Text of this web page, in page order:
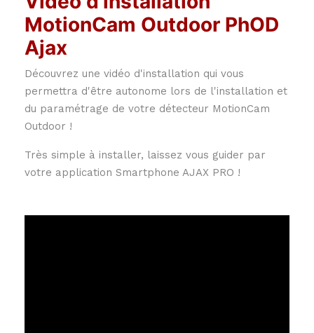
MotionCam Outdoor PhOD
Ajax
Découvrez une vidéo d'installation qui vous
permettra d'être autonome lors de l'installation et
du paramétrage de votre détecteur MotionCam
Outdoor !
Très simple à installer, laissez vous guider par
votre application Smartphone AJAX PRO !